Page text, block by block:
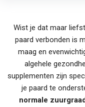
Wist je dat maar liefst
paard verbonden is
maag en
algehele
supplementen zijn
je paard te
normale